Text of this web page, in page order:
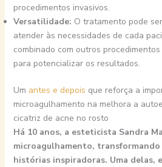
procedimentos invasivos.
Versatilidade: O tratamento pode
atender às necessidades de cada
combinado com outros
para potencializar os resultados.
Um antes e depois que reforça a
microagulhamento na melhora a
cicatriz de acne no rosto
Há 10 anos, a esteticista Sandra
microagulhamento,
histórias inspiradoras. Uma delas,